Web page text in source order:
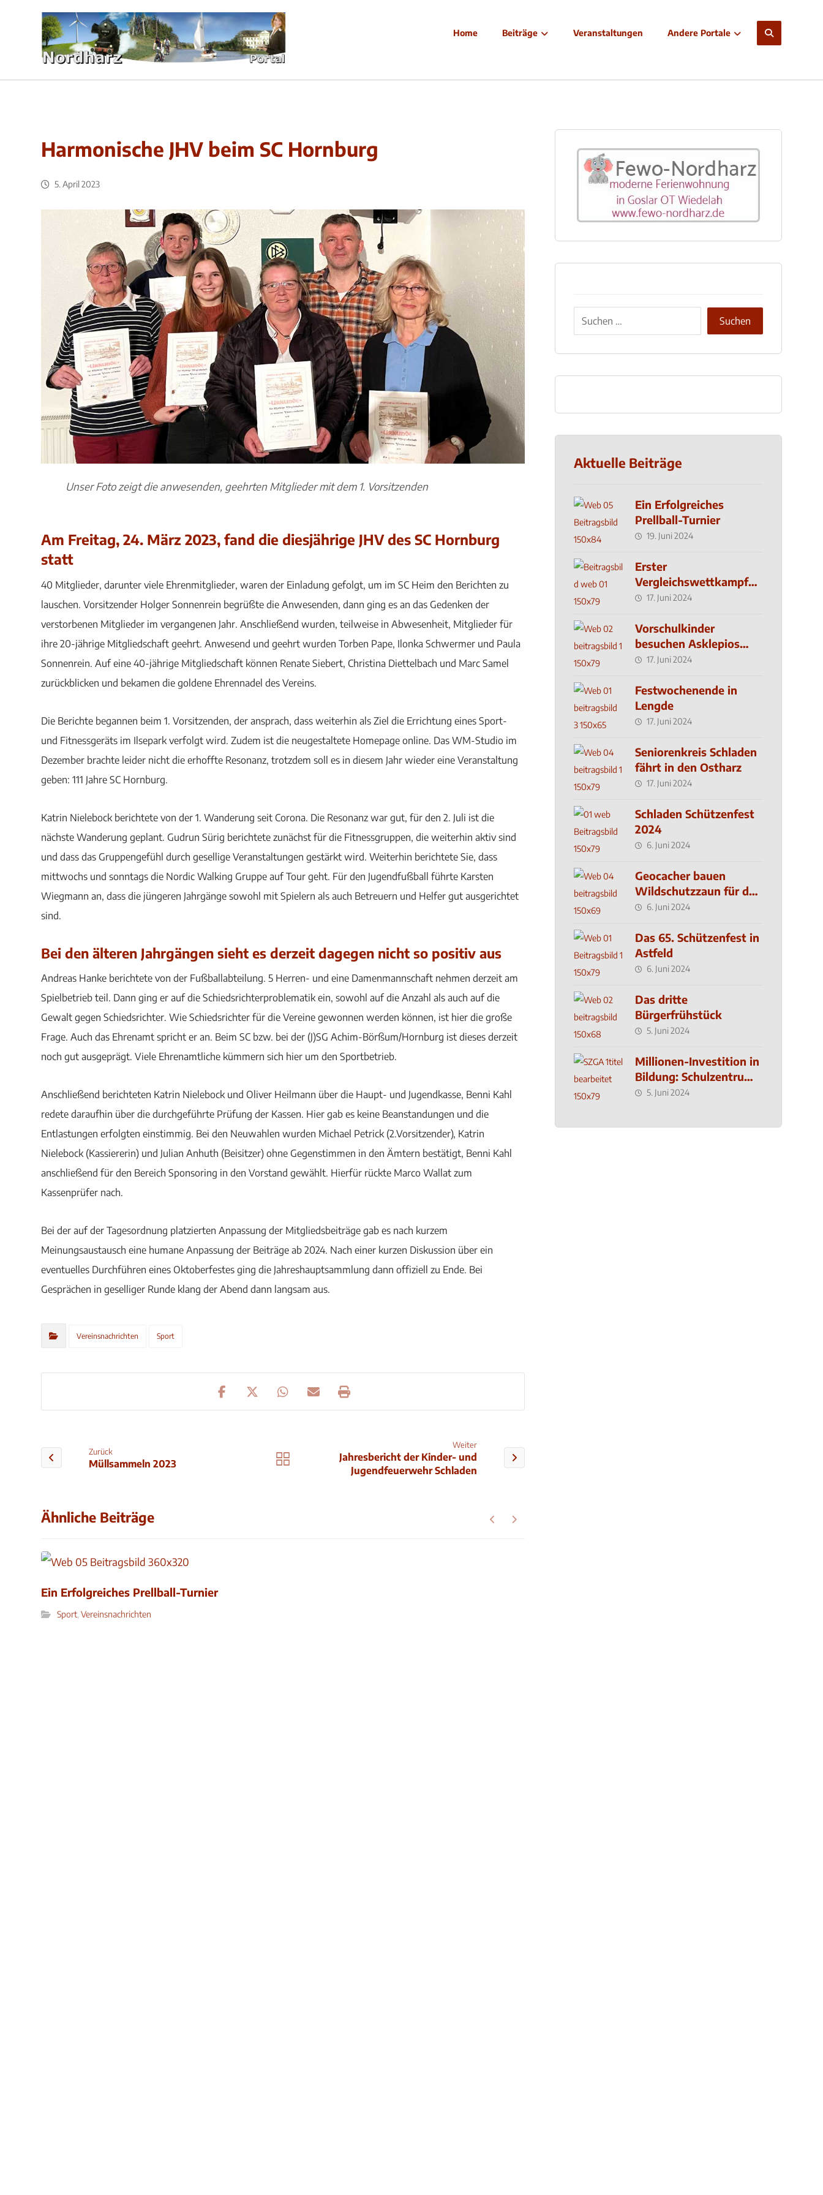
Home Beiträge Veranstaltungen Andere Portale
Harmonische JHV beim SC Hornburg
5. April 2023
Unser Foto zeigt die anwesenden, geehrten Mitglieder mit dem 1. Vorsitzenden
Am Freitag, 24. März 2023, fand die diesjährige JHV des SC Hornburg
statt
40 Mitglieder, darunter viele Ehrenmitglieder, waren der Einladung gefolgt, um im SC Heim den Berichten zu
lauschen. Vorsitzender Holger Sonnenrein begrüßte die Anwesenden, dann ging es an das Gedenken der
verstorbenen Mitglieder im vergangenen Jahr. Anschließend wurden, teilweise in Abwesenheit, Mitglieder für
ihre 20-jährige Mitgliedschaft geehrt. Anwesend und geehrt wurden Torben Pape, Ilonka Schwermer und Paula
Sonnenrein. Auf eine 40-jährige Mitgliedschaft können Renate Siebert, Christina Diettelbach und Marc Samel
zurückblicken und bekamen die goldene Ehrennadel des Vereins.
Die Berichte begannen beim 1. Vorsitzenden, der ansprach, dass weiterhin als Ziel die Errichtung eines Sport-
und Fitnessgeräts im Ilsepark verfolgt wird. Zudem ist die neugestaltete Homepage online. Das WM-Studio im
Dezember brachte leider nicht die erhoffte Resonanz, trotzdem soll es in diesem Jahr wieder eine Veranstaltung
geben: 111 Jahre SC Hornburg.
Katrin Nielebock berichtete von der 1. Wanderung seit Corona. Die Resonanz war gut, für den 2. Juli ist die
nächste Wanderung geplant. Gudrun Sürig berichtete zunächst für die Fitnessgruppen, die weiterhin aktiv sind
und dass das Gruppengefühl durch gesellige Veranstaltungen gestärkt wird. Weiterhin berichtete Sie, dass
mittwochs und sonntags die Nordic Walking Gruppe auf Tour geht. Für den Jugendfußball führte Karsten
Wiegmann an, dass die jüngeren Jahrgänge sowohl mit Spielern als auch Betreuern und Helfer gut ausgerichtet
sind.
Bei den älteren Jahrgängen sieht es derzeit dagegen nicht so positiv aus
Andreas Hanke berichtete von der Fußballabteilung. 5 Herren- und eine Damenmannschaft nehmen derzeit am
Spielbetrieb teil. Dann ging er auf die Schiedsrichterproblematik ein, sowohl auf die Anzahl als auch auf die
Gewalt gegen Schiedsrichter. Wie Schiedsrichter für die Vereine gewonnen werden können, ist hier die große
Frage. Auch das Ehrenamt spricht er an. Beim SC bzw. bei der (J)SG Achim-Börßum/Hornburg ist dieses derzeit
noch gut ausgeprägt. Viele Ehrenamtliche kümmern sich hier um den Sportbetrieb.
Anschließend berichteten Katrin Nielebock und Oliver Heilmann über die Haupt- und Jugendkasse, Benni Kahl
redete daraufhin über die durchgeführte Prüfung der Kassen. Hier gab es keine Beanstandungen und die
Entlastungen erfolgten einstimmig. Bei den Neuwahlen wurden Michael Petrick (2.Vorsitzender), Katrin
Nielebock (Kassiererin) und Julian Anhuth (Beisitzer) ohne Gegenstimmen in den Ämtern bestätigt, Benni Kahl
anschließend für den Bereich Sponsoring in den Vorstand gewählt. Hierfür rückte Marco Wallat zum
Kassenprüfer nach.
Bei der auf der Tagesordnung platzierten Anpassung der Mitgliedsbeiträge gab es nach kurzem
Meinungsaustausch eine humane Anpassung der Beiträge ab 2024. Nach einer kurzen Diskussion über ein
eventuelles Durchführen eines Oktoberfestes ging die Jahreshauptsammlung dann offiziell zu Ende. Bei
Gesprächen in geselliger Runde klang der Abend dann langsam aus.
Vereinsnachrichten Sport
Zurück
Müllsammeln 2023
Weiter
Jahresbericht der Kinder- und
Jugendfeuerwehr Schladen
Ähnliche Beiträge
Ein Erfolgreiches Prellball-Turnier
Sport,Vereinsnachrichten
Aktuelle Beiträge
Ein Erfolgreiches
Prellball-Turnier
19. Juni 2024
Erster
Vergleichswettkampf
seit 2019
17. Juni 2024
Vorschulkinder
besuchen Asklepios
Klinik
17. Juni 2024
Festwochenende in
Lengde
17. Juni 2024
Seniorenkreis Schladen
fährt in den Ostharz
17. Juni 2024
Schladen Schützenfest
2024
6. Juni 2024
Geocacher bauen
Wildschutzzaun für den
MachMit! Wald
6. Juni 2024
Das 65. Schützenfest in
Astfeld
6. Juni 2024
Das dritte
Bürgerfrühstück
5. Juni 2024
Millionen-Investition in
Bildung: Schulzentrum-
Neubau
5. Juni 2024